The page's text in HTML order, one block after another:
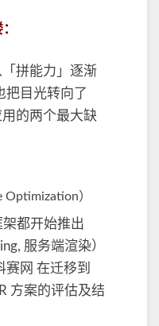
拼能力」逐渐
把目光转向了
的两个最大缺
Optimization）
都开始推出
服务端渲染）
网 在迁移到
方案的评估及结